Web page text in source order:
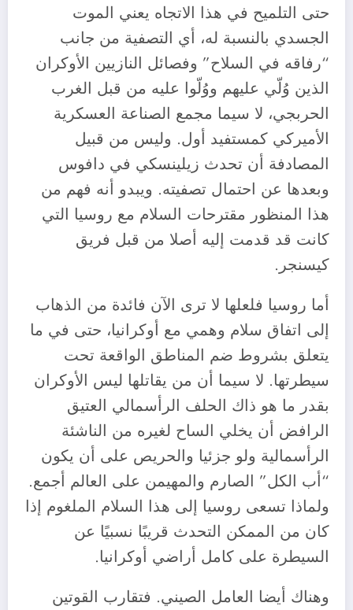
حتى التلميح في هذا الاتجاه يعني الموت
الجسدي بالنسبة له، أي التصفية من جانب
“رفاقه في السلاح” وفصائل النازيين الأوكران
الذين وُلّي عليهم ووُلّوا عليه من قبل الغرب
الحربجي، لا سيما مجمع الصناعة العسكرية
الأميركي كمستفيد أول. وليس من قبيل
المصادفة أن تحدث زيلينسكي في دافوس
وبعدها عن احتمال تصفيته. ويبدو أنه فهم من
هذا المنظور مقترحات السلام مع روسيا التي
كانت قد قدمت إليه أصلا من قبل فريق
كيسنجر.
أما روسيا فلعلها لا ترى الآن فائدة من الذهاب
إلى اتفاق سلام وهمي مع أوكرانيا، حتى في ما
يتعلق بشروط ضم المناطق الواقعة تحت
سيطرتها. لا سيما أن من يقاتلها ليس الأوكران
بقدر ما هو ذاك الحلف الرأسمالي العتيق
الرافض أن يخلي الساح لغيره من الناشئة
الرأسمالية ولو جزئيا والحريص على أن يكون
“أب الكل” الصارم والمهيمن على العالم أجمع.
ولماذا تسعى روسيا إلى هذا السلام الملغوم إذا
كان من الممكن التحدث قريبًا نسبيًا عن
السيطرة على كامل أراضي أوكرانيا.
وهناك أيضا العامل الصيني. فتقارب القوتين